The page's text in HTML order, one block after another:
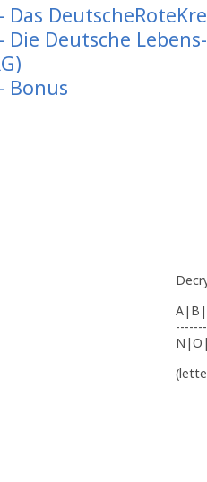
Das
Die Deutsche
Bonus